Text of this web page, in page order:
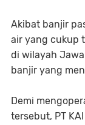
Akibat banjir
air yang cukup
di wilayah
banjir yang
Demi
tersebut, PT